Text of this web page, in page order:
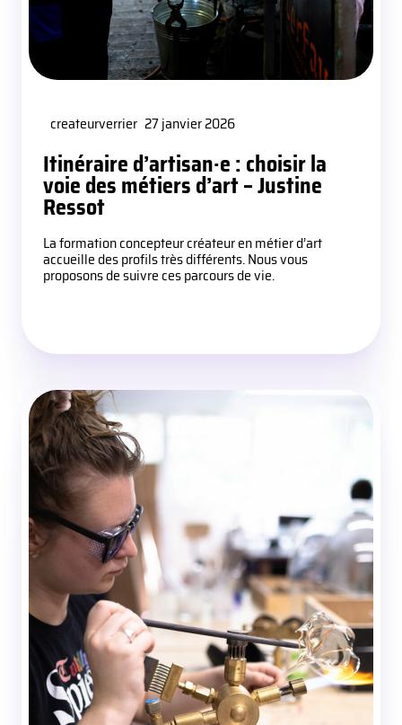
createurverrier 27 janvier 2026
Itinéraire d’artisan·e : choisir la
voie des métiers d’art – Justine
Ressot
La formation concepteur créateur en métier d’art
accueille des profils très différents. Nous vous
proposons de suivre ces parcours de vie.